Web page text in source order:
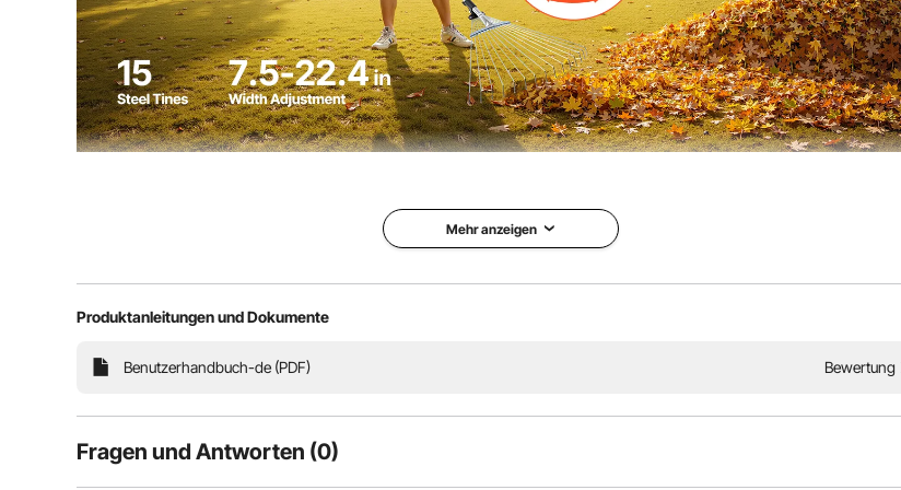
Handumdrehen. So ist Ihr Garten, Rasen oder Ihre Terrasse im Handumdrehen wieder in einem ordentlichen
Zustand.
Mehr anzeigen
Produktanleitungen und Dokumente
Benutzerhandbuch-de (PDF) Bewertung
Fragen und Antworten (0)